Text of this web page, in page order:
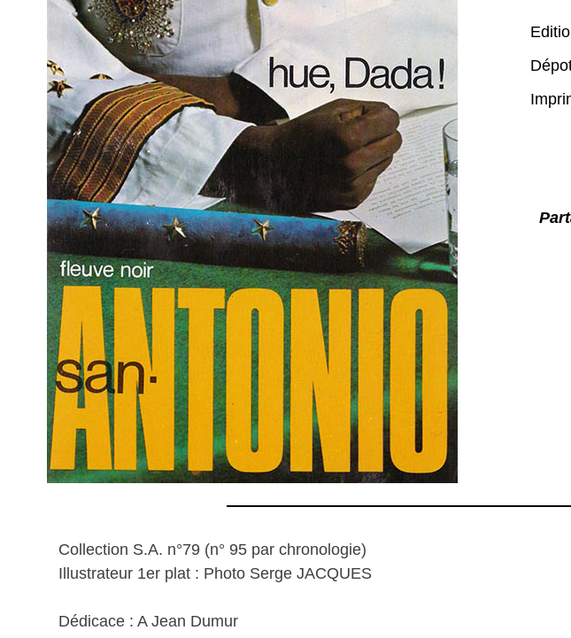
Collection S.A. n°79 (n° 95 par chronologie)
Illustrateur 1er plat : Photo Serge JACQUES
Dédicace : A Jean Dumur